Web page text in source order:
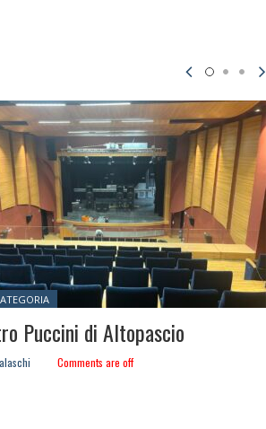
Puccini di Altopascio
Comments are off